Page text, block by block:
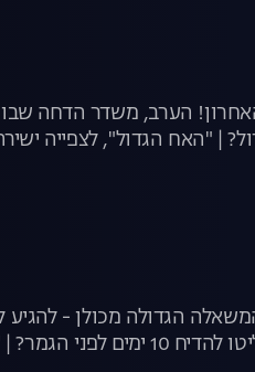
| "האח הגדול", לצפייה
הגדולה מכולן - להגיע
לצפייה ישירה